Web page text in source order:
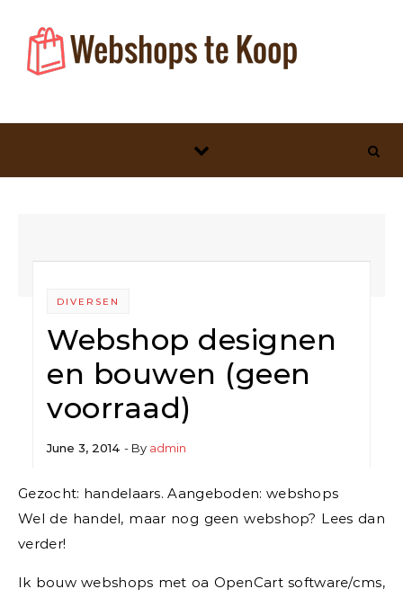
DIVERSEN
Webshop designen
en bouwen (geen
voorraad)
June 3, 2014 - By admin
Gezocht: handelaars. Aangeboden: webshops
Wel de handel, maar nog geen webshop? Lees dan
verder!
Ik bouw webshops met oa OpenCart software/cms,